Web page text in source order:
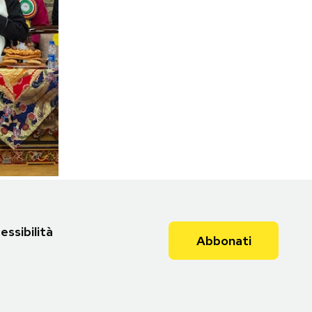
Abbonati